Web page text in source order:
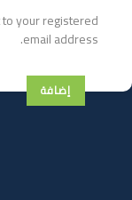
your registered
email address.